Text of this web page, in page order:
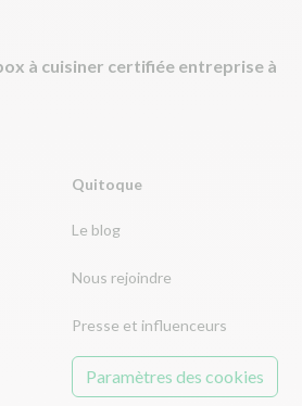
Quitoque
Le blog
Nous rejoindre
Presse et influenceurs
Paramètres des cookies
à cuisiner certifiée entreprise à